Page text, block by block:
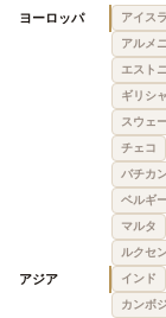
ヨーロッパ アイス
アルメ
エスト
ギリシャ
スウェ
チェコ
バチカ
ベルギ
マルタ
ルクセ
アジア インド
カンボ